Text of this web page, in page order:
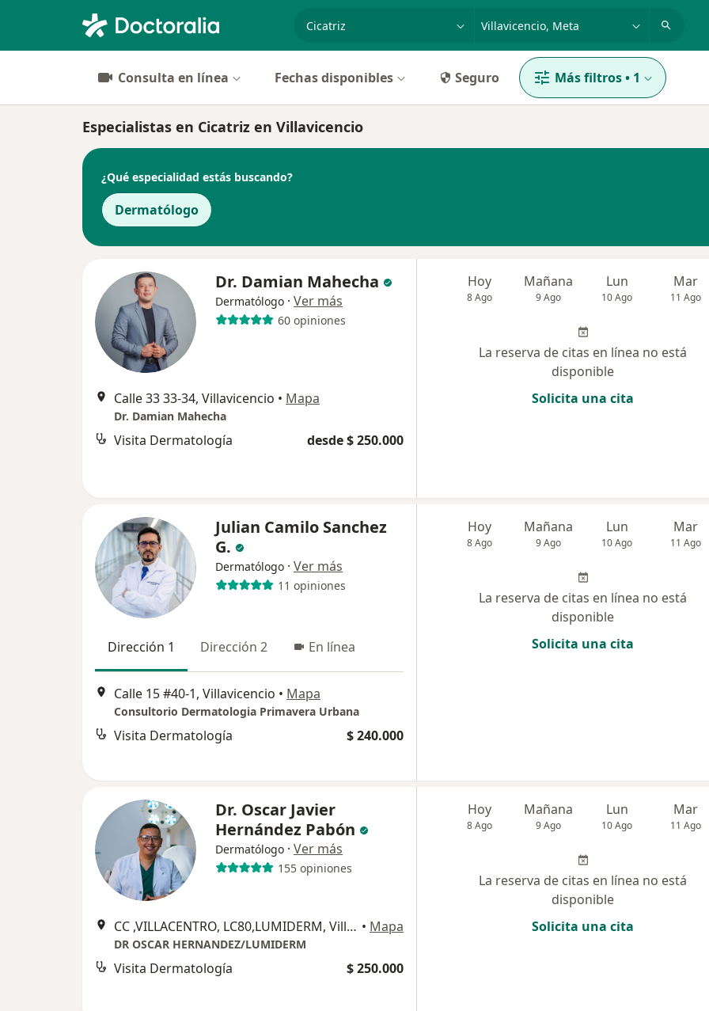
Consulta en línea Fechas disponibles Seguro Más filtros• 1
Especialistas en Cicatriz en Villavicencio
¿Qué especialidad estás buscando?
Dermatólogo
Dr. Damian Mahecha
Dermatólogo · Ver más
60 opiniones
Calle 33 33-34, Villavicencio • Mapa
Dr. Damian Mahecha
Visita Dermatología desde $ 250.000
Hoy
8 Ago
Mañana
9 Ago
Lun
10 Ago
Mar
11 Ago
La reserva de citas en línea no está
disponible
Solicita una cita
Julian Camilo Sanchez
G.
Dermatólogo · Ver más
11 opiniones
Dirección 1 Dirección 2 En línea
Calle 15 #40-1, Villavicencio • Mapa
Consultorio Dermatologia Primavera Urbana
Visita Dermatología $ 240.000
Hoy
8 Ago
Mañana
9 Ago
Lun
10 Ago
Mar
11 Ago
La reserva de citas en línea no está
disponible
Solicita una cita
Dr. Oscar Javier
Hernández Pabón
Dermatólogo · Ver más
155 opiniones
CC ,VILLACENTRO, LC80,LUMIDERM, Villavicencio • Mapa
DR OSCAR HERNANDEZ/LUMIDERM
Visita Dermatología $ 250.000
Hoy
8 Ago
Mañana
9 Ago
Lun
10 Ago
Mar
11 Ago
La reserva de citas en línea no está
disponible
Solicita una cita